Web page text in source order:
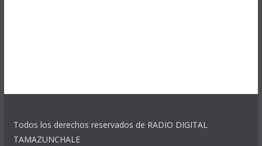
Todos los derechos reservados de RADIO DIGITAL
TAMAZUNCHALE